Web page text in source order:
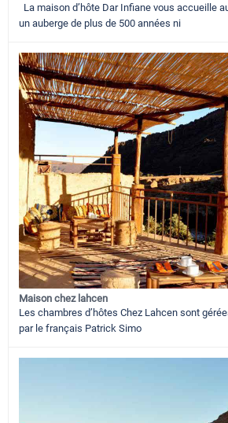
La maison d’hôte Dar Infiane vous accueille
un auberge de plus de 500 années ni
Maison chez lahcen
Les chambres d’hôtes Chez Lahcen sont
par le français Patrick Simo